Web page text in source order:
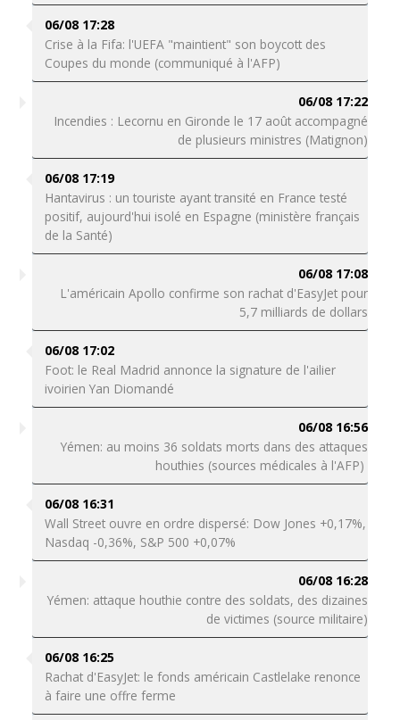
06/08 17:28
Crise à la Fifa: l'UEFA "maintient" son boycott des
Coupes du monde (communiqué à l'AFP)
06/08 17:22
Incendies : Lecornu en Gironde le 17 août accompagné
de plusieurs ministres (Matignon)
06/08 17:19
Hantavirus : un touriste ayant transité en France testé
positif, aujourd'hui isolé en Espagne (ministère français
de la Santé)
06/08 17:08
L'américain Apollo confirme son rachat d'EasyJet pour
5,7 milliards de dollars
06/08 17:02
Foot: le Real Madrid annonce la signature de l'ailier
ivoirien Yan Diomandé
06/08 16:56
Yémen: au moins 36 soldats morts dans des attaques
houthies (sources médicales à l'AFP)
06/08 16:31
Wall Street ouvre en ordre dispersé: Dow Jones +0,17%,
Nasdaq -0,36%, S&P 500 +0,07%
06/08 16:28
Yémen: attaque houthie contre des soldats, des dizaines
de victimes (source militaire)
06/08 16:25
Rachat d'EasyJet: le fonds américain Castlelake renonce
à faire une offre ferme